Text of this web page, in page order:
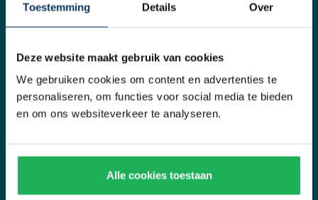
Toestemming Details Over
Deze website maakt gebruik van cookies
We gebruiken cookies om content en advertenties te
personaliseren, om functies voor social media te bieden
en om ons websiteverkeer te analyseren.
Alle cookies toestaan
Standaard inbegrepen
Altijd all-in bij Riviera:
Zwem in een royaal subtropisch junglebad
Ontspan in de recreatieve sauna